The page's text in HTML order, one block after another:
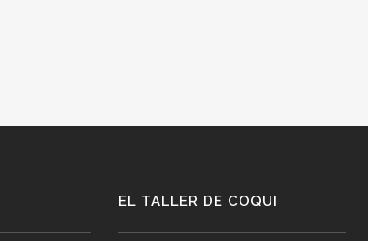
EL TALLER DE COQUI